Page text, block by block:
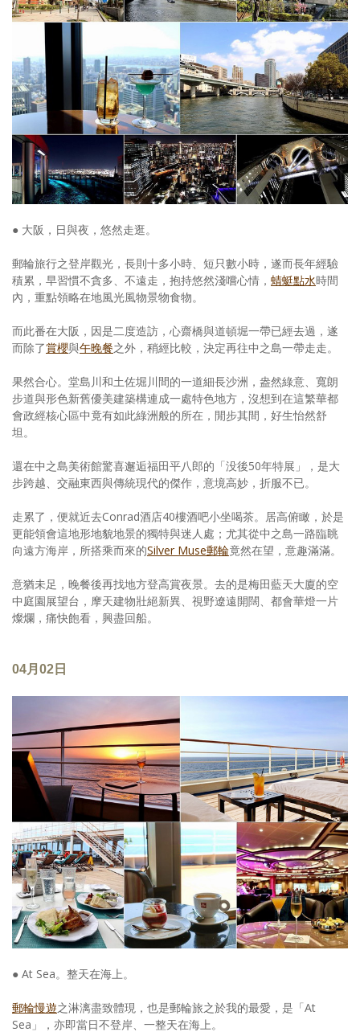
● 大阪，日與夜，悠然走逛。
郵輪旅行之登岸觀光，長則十多小時、短只數小時，遂而長年經驗
積累，早習慣不貪多、不遠走，抱持悠然淺嚐心情， 蜻蜓點水時間
內，重點領略在地風光風物景物食物。
而此番在大阪，因是二度造訪，心齋橋與道頓堀一帶已經去過，遂
而除了賞櫻與午晚餐之外，稍經比較，決定再往中之島一帶走走。
果然合心。堂島川和土佐堀川間的一道細長沙洲，盎然綠意、寬朗
步道與形色新舊優美建築構連成一處特色地方，沒想到在這繁華都
會政經核心區中竟有如此綠洲般的所在，閒步其間，好生怡然舒
坦。
還在中之島美術館驚喜邂逅福田平八郎的「没後50年特展」，是大
步跨越、交融東西與傳統現代的傑作，意境高妙，折服不已。
走累了，便就近去Conrad酒店40樓酒吧小坐喝茶。居高俯瞰，於是
更能領會這地形地貌地景的獨特與迷人處；尤其從中之島一路臨眺
向遠方海岸，所搭乘而來的Silver Muse郵輪竟然在望，意趣滿滿。
意猶未足，晚餐後再找地方登高賞夜景。去的是梅田藍天大廈的空
中庭園展望台，摩天建物壯絕新異、視野遼遠開闊、都會華燈一片
燦爛，痛快飽看，興盡回船。
04月02日
● At Sea。整天在海上。
郵輪慢遊之淋漓盡致體現，也是郵輪旅之於我的最愛，是「At
Sea」，亦即當日不登岸、一整天在海上。